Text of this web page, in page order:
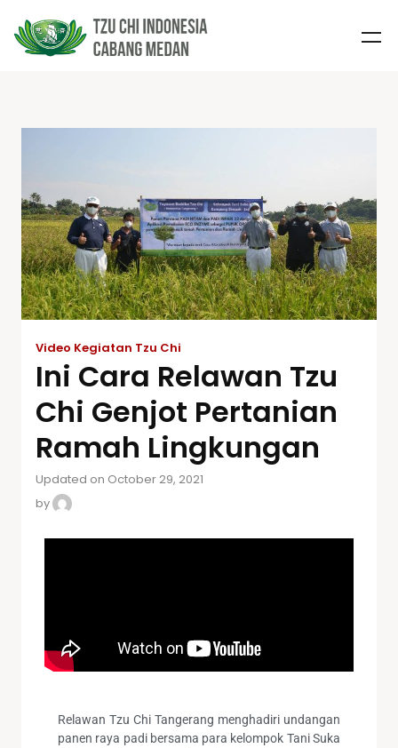
Video Kegiatan Tzu Chi
Ini Cara Relawan Tzu
Chi Genjot Pertanian
Ramah Lingkungan
Updated on October 29, 2021
by
Relawan Tzu Chi Tangerang menghadiri undangan
panen raya padi bersama para kelompok Tani Suka